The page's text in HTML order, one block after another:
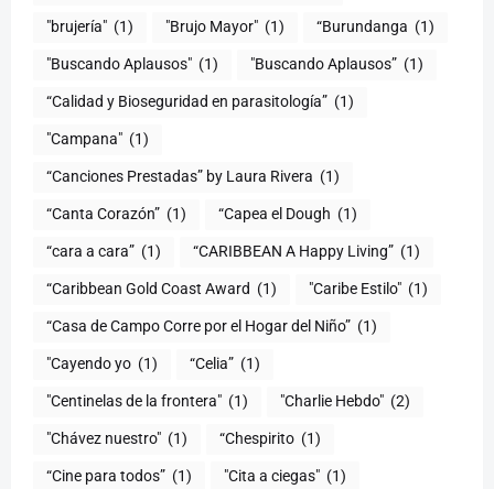
"brujería" (1) "Brujo Mayor" (1) “Burundanga (1)
"Buscando Aplausos" (1) "Buscando Aplausos” (1)
(1)
"Campana" (1)
“Canciones Prestadas” by Laura Rivera (1)
“Canta Corazón” (1) “Capea el Dough (1)
“cara a cara” (1) “CARIBBEAN A Happy Living” (1)
(1) "Caribe Estilo" (1)
“Casa de Campo Corre por el Hogar del Niño” (1)
"Cayendo yo (1) (1)
"Centinelas de la frontera" (1) "Charlie Hebdo" (2)
"Chávez nuestro" (1) “Chespirito (1)
“Cine para todos” (1) "Cita a ciegas" (1)